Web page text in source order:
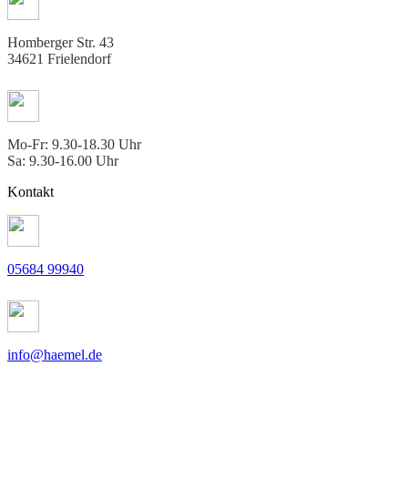
Homberger Str. 43
34621 Frielendorf
Mo-Fr: 9.30-18.30 Uhr
Sa: 9.30-16.00 Uhr
Kontakt
05684 99940
info@haemel.de